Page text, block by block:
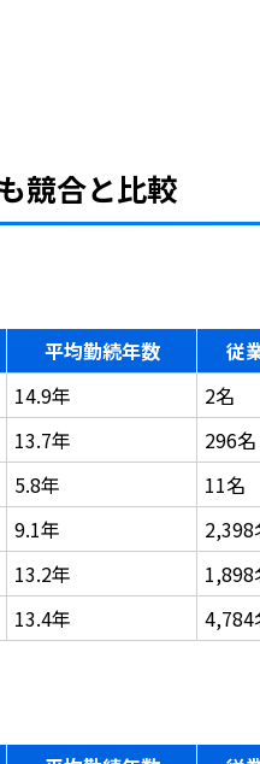
競合と比較
平均勤続年数
従
14.9年
2名
13.7年
296名
5.8年
11名
9.1年
2,398
13.2年
1,898
13.4年
4,784